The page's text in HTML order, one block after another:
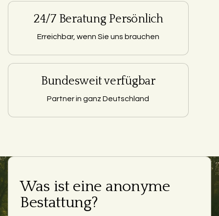
24/7 Beratung Persönlich
Erreichbar, wenn Sie uns brauchen
Bundesweit verfügbar
Partner in ganz Deutschland
Was ist eine anonyme
Bestattung?